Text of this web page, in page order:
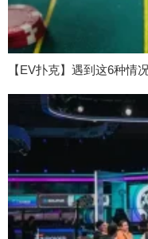
【EV扑克】遇到这6种情